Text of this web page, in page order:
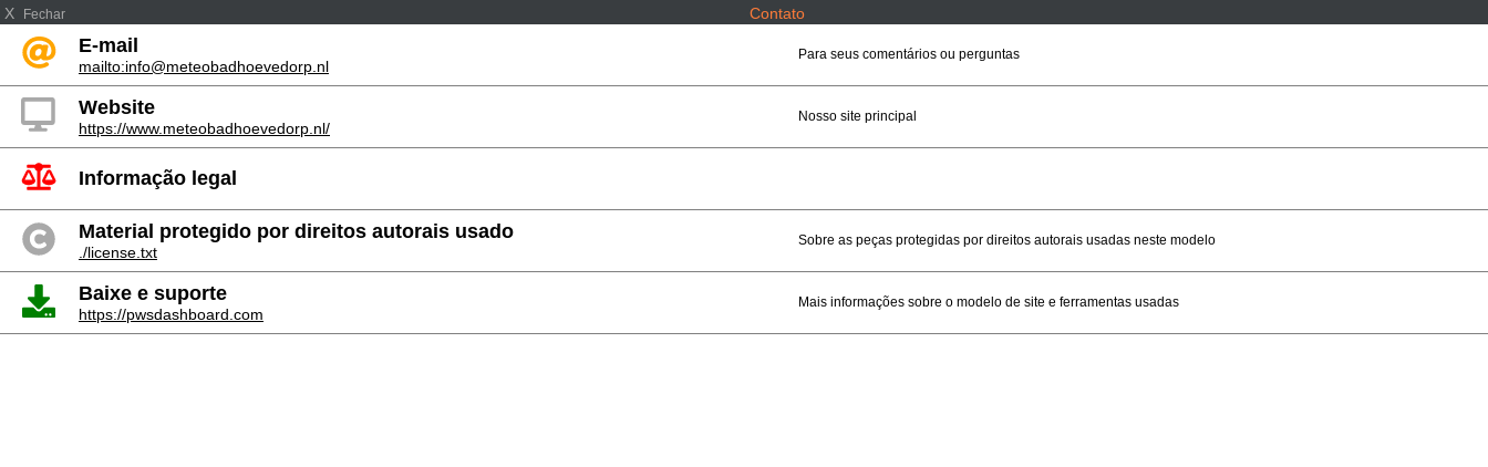
X Fechar Contato
E-mail
mailto:info@meteobadhoevedorp.nl
Para seus comentários ou perguntas
Website
https://www.meteobadhoevedorp.nl/
Nosso site principal
Informação legal
Material protegido por direitos autorais usado
./license.txt
Sobre as peças protegidas por direitos autorais usadas neste modelo
Baixe e suporte
https://pwsdashboard.com
Mais informações sobre o modelo de site e ferramentas usadas